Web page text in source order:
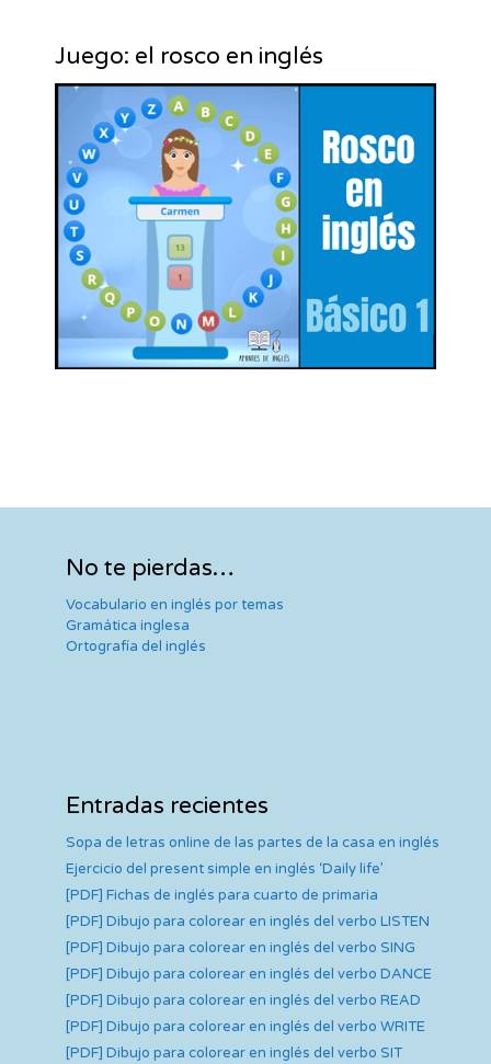
Juego: el rosco en inglés
No te pierdas…
Vocabulario en inglés por temas
Gramática inglesa
Ortografía del inglés
Entradas recientes
Sopa de letras online de las partes de la casa en inglés
Ejercicio del present simple en inglés ‘Daily life’
[PDF] Fichas de inglés para cuarto de primaria
[PDF] Dibujo para colorear en inglés del verbo LISTEN
[PDF] Dibujo para colorear en inglés del verbo SING
[PDF] Dibujo para colorear en inglés del verbo DANCE
[PDF] Dibujo para colorear en inglés del verbo READ
[PDF] Dibujo para colorear en inglés del verbo WRITE
[PDF] Dibujo para colorear en inglés del verbo SIT